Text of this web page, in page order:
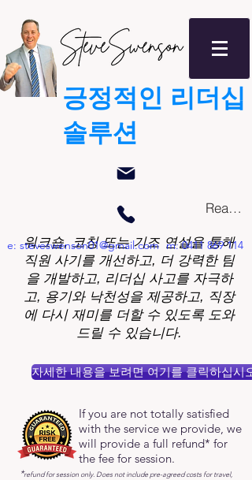
긍정적인 리더십
솔루션
e: steveswenson01@gmail.com m:0411 869 114
Read
워크숍, 코칭 또는 기조 연설을 통해
직원 사기를 개선하고, 더 강력한 팀
을 개발하고, 리더십 사고를 자극하
고, 용기와 낙천성을 제공하고, 직장
에 다시 재미를 더할 수 있도록 도와
드릴 수 있습니다.
자세한 내용을 보려면 여기를 클릭하십시오.
If you are not totally satisfied
with the service we provide, we
will provide a full refund* for
the fee for session.
*refund for session only. Does not include pre-agreed costs for travel,